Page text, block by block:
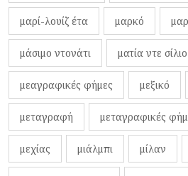
μαρί-λουίζ έτα μαρκό
μάσιμο ντονάτι ματία ντε σίλιο
μεαγραφικές φήμες μεξικό
μεταγραφή μεταγραφικές
μεχίας μιάλμπι μίλαν